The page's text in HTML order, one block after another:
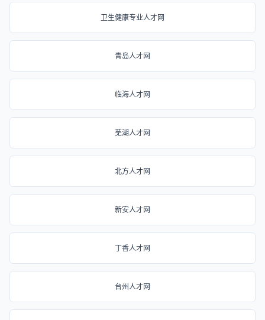
卫生健康专业人才网
青岛人才网
临海人才网
芜湖人才网
北方人才网
新安人才网
丁香人才网
台州人才网